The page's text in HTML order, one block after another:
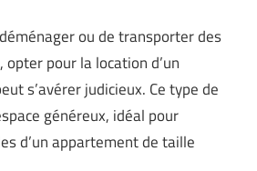
ou de transporter des
pour la location d’un
s’avérer judicieux. Ce type de
généreux, idéal pour
d’un appartement de taille